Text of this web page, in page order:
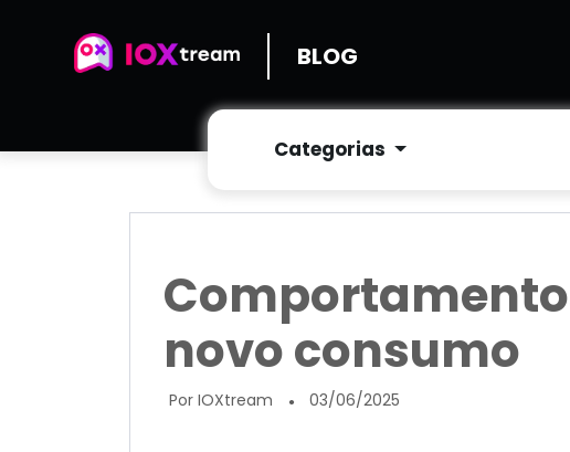
BLOG
Categorias
novo consumo
Por IOXtream ● 03/06/2025